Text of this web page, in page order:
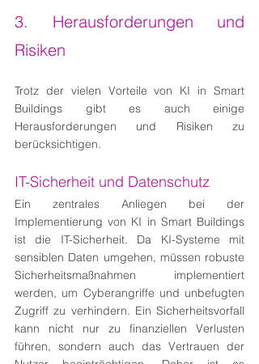
3. Herausforderungen und
Risiken
Trotz der vielen Vorteile von KI in Smart
Buildings gibt es auch einige
Herausforderungen und Risiken zu
berücksichtigen.
IT-Sicherheit und Datenschutz
Ein zentrales Anliegen bei der
Implementierung von KI in Smart Buildings
ist die IT-Sicherheit. Da KI-Systeme mit
sensiblen Daten umgehen, müssen robuste
Sicherheitsmaßnahmen implementiert
werden, um Cyberangriffe und unbefugten
Zugriff zu verhindern. Ein Sicherheitsvorfall
kann nicht nur zu finanziellen Verlusten
führen, sondern auch das Vertrauen der